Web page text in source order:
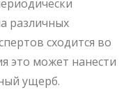
различных
сходится во
это может нанести
ущерб.